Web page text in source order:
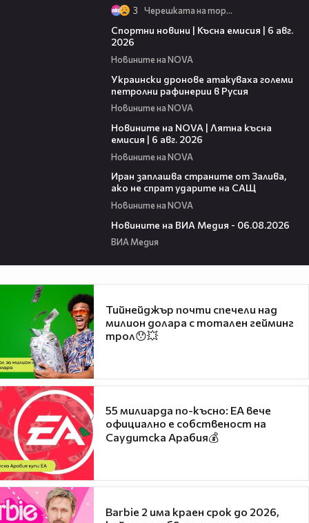
3 Черешката на тортата
Спортни новини | Късна емисия | 6 авг.
2026
Новините на NOVA
Украински дронове атакуваха големи
петролни рафинерии в Русия
Новините на NOVA
Новините на NOVA | Лятна късна
емисия | 6 авг. 2026
Новините на NOVA
Иран заплашва страните от Залива,
ако не спрат ударите на САЩ
Новините на NOVA
Новините на ВИА Медия - 06.08.2026
ВИА Медия
Тийнейджър почти спечели над
милион долара с тотален гейминг
трол😯💥
55 милиарда по-късно: EA вече
официално е собственост на
Саудитска Арабия💰
Barbie 2 има краен срок до 2026,